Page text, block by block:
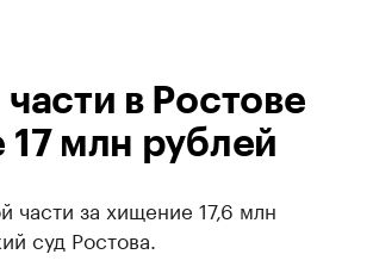
в Ростове
млн рублей
части за хищение 17,6 млн
суд Ростова.